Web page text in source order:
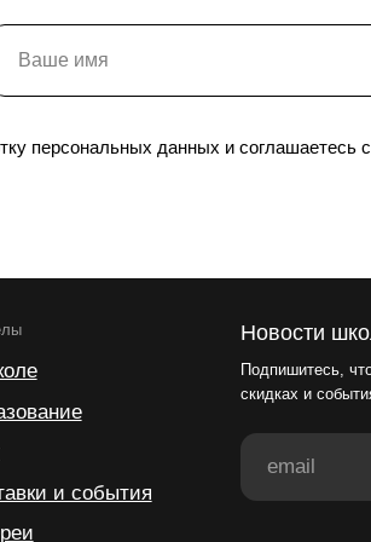
персональных данных и соглашаетесь с